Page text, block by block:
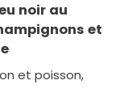
noir au
et
et poisson,